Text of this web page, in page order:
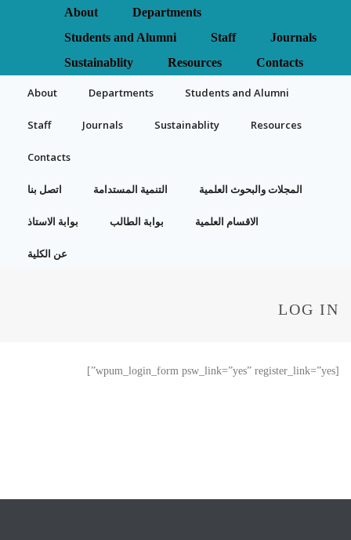
About
Departments
Students and Alumni
Staff
Journals
Sustainablity
Resources Contacts
About Departments Students and Alumni
Staff Journals Sustainablity Resources
Contacts
اتصل بنا التنمية المستدامة المجلات والبحوث العلمية
بوابة الاستاذ بوابة الطالب الاقسام العلمية
عن الكلية
LOG IN
[wpum_login_form psw_link=”yes” register_link=”yes”]